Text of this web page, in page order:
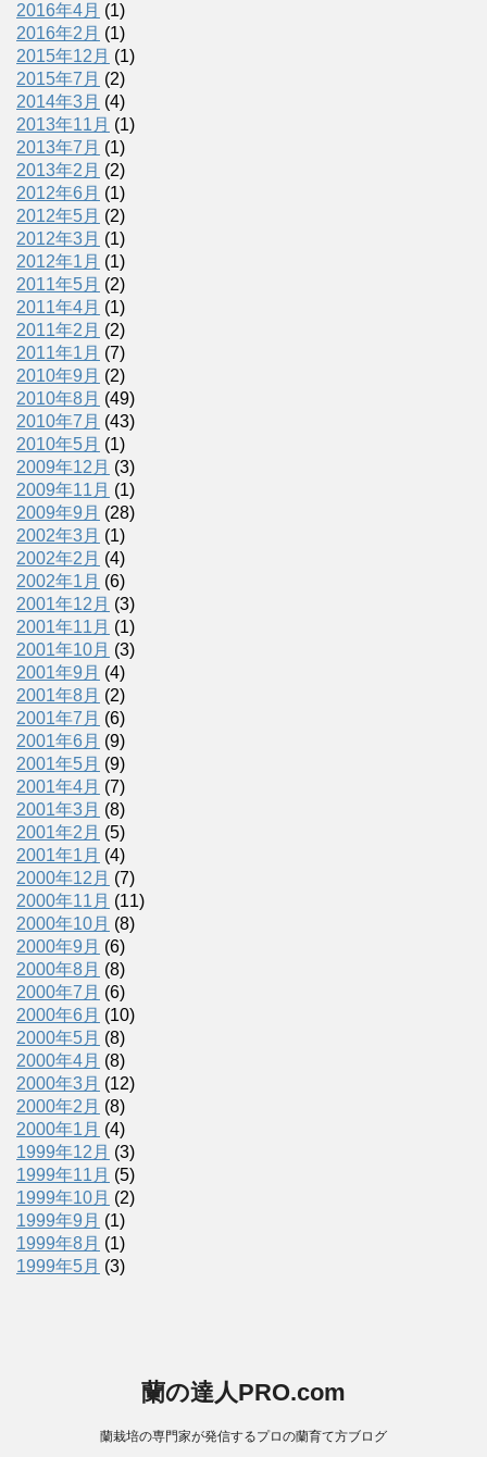
2016年4月 (1)
2016年2月 (1)
2015年12月 (1)
2015年7月 (2)
2014年3月 (4)
2013年11月 (1)
2013年7月 (1)
2013年2月 (2)
2012年6月 (1)
2012年5月 (2)
2012年3月 (1)
2012年1月 (1)
2011年5月 (2)
2011年4月 (1)
2011年2月 (2)
2011年1月 (7)
2010年9月 (2)
2010年8月 (49)
2010年7月 (43)
2010年5月 (1)
2009年12月 (3)
2009年11月 (1)
2009年9月 (28)
2002年3月 (1)
2002年2月 (4)
2002年1月 (6)
2001年12月 (3)
2001年11月 (1)
2001年10月 (3)
2001年9月 (4)
2001年8月 (2)
2001年7月 (6)
2001年6月 (9)
2001年5月 (9)
2001年4月 (7)
2001年3月 (8)
2001年2月 (5)
2001年1月 (4)
2000年12月 (7)
2000年11月 (11)
2000年10月 (8)
2000年9月 (6)
2000年8月 (8)
2000年7月 (6)
2000年6月 (10)
2000年5月 (8)
2000年4月 (8)
2000年3月 (12)
2000年2月 (8)
2000年1月 (4)
1999年12月 (3)
1999年11月 (5)
1999年10月 (2)
1999年9月 (1)
1999年8月 (1)
1999年5月 (3)
蘭の達人PRO.com
蘭栽培の専門家が発信するプロの蘭育て方ブログ